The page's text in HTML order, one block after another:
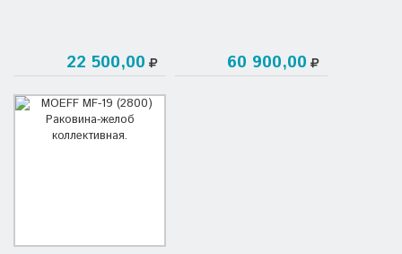
22 500,00 60 900,00